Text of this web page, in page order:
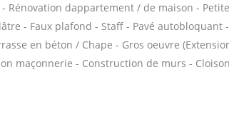
dappartement / de maison -
- Faux plafond - Staff - Pavé autobloquant
en béton / Chape - Gros oeuvre
maçonnerie - Construction de murs -